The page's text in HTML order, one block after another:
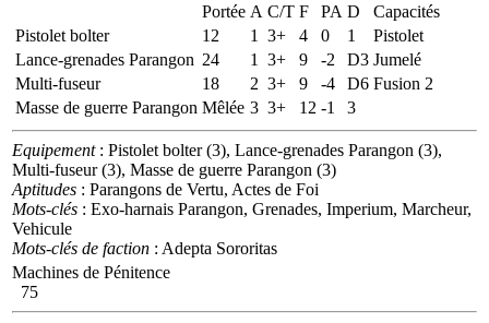
Portée A C/T F PA D
Capacités
Pistolet bolter
12 1 3+ 4 0 1
Pistolet
Lance-grenades Parangon 24 1 3+ 9 -2 D3 Jumelé
Multi-fuseur
18 2 3+ 9 -4 D6 Fusion 2
Masse de guerre Parangon Mêlée 3 3+ 12 -1 3
Equipement: Pistolet bolter (3), Lance-grenades Parangon (3),
Multi-fuseur (3), Masse de guerre Parangon (3)
Aptitudes : Parangons de Vertu, Actes de Foi
Mots-clés : Exo-harnais Parangon, Grenades, Imperium, Marcheur,
Vehicule
Mots-clés de faction : Adepta Sororitas
Machines de Pénitence
75